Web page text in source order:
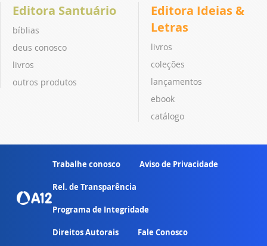
Editora Santuário
bíblias
deus conosco
livros
outros produtos
Editora Ideias &
Letras
livros
coleções
lançamentos
ebook
catálogo
Trabalhe conosco Aviso de Privacidade
Rel. de Transparência
Programa de Integridade
Direitos Autorais Fale Conosco